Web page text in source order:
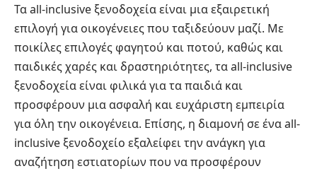
Τα all-inclusive ξενοδοχεία είναι μια εξαιρετική
επιλογή για οικογένειες που ταξιδεύουν μαζί. Με
ποικίλες επιλογές φαγητού και ποτού, καθώς και
παιδικές χαρές και δραστηριότητες, τα all-inclusive
ξενοδοχεία είναι φιλικά για τα παιδιά και
προσφέρουν μια ασφαλή και ευχάριστη εμπειρία
για όλη την οικογένεια. Επίσης, η διαμονή σε ένα all-
inclusive ξενοδοχείο εξαλείφει την ανάγκη για
αναζήτηση εστιατορίων που να προσφέρουν